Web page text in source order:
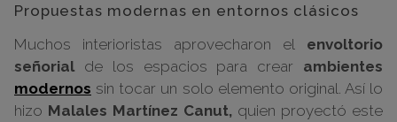
Propuestas modernas en entornos clásicos
Muchos interioristas aprovecharon el envoltorio
señorialde los espacios para crear ambientes
modernos sin tocar un solo elemento original. Así lo
hizo Malales Martínez Canut, quien proyectó este